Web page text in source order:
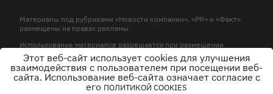
Материалы под рубриками «Новости компании», «PR» и «Факт»
размещены на правах рекламы
Использование материалов разрешается при размещении
активной гиперссылки на KP.UA в первом абзаце.
© ООО «ЮЛАВ МЕДИА»,2026. Все права защищены.
Этот веб-сайт использует cookies для улучшения
взаимодействия с пользователем при посещении веб-
сайта. Использование веб-сайта означает согласие с
его ПОЛИТИКОЙ COOKIES